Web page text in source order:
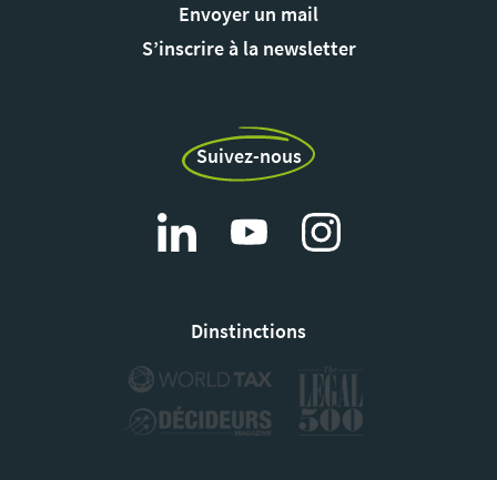
Envoyer un mail
S’inscrire à la newsletter
Suivez-nous
Dinstinctions